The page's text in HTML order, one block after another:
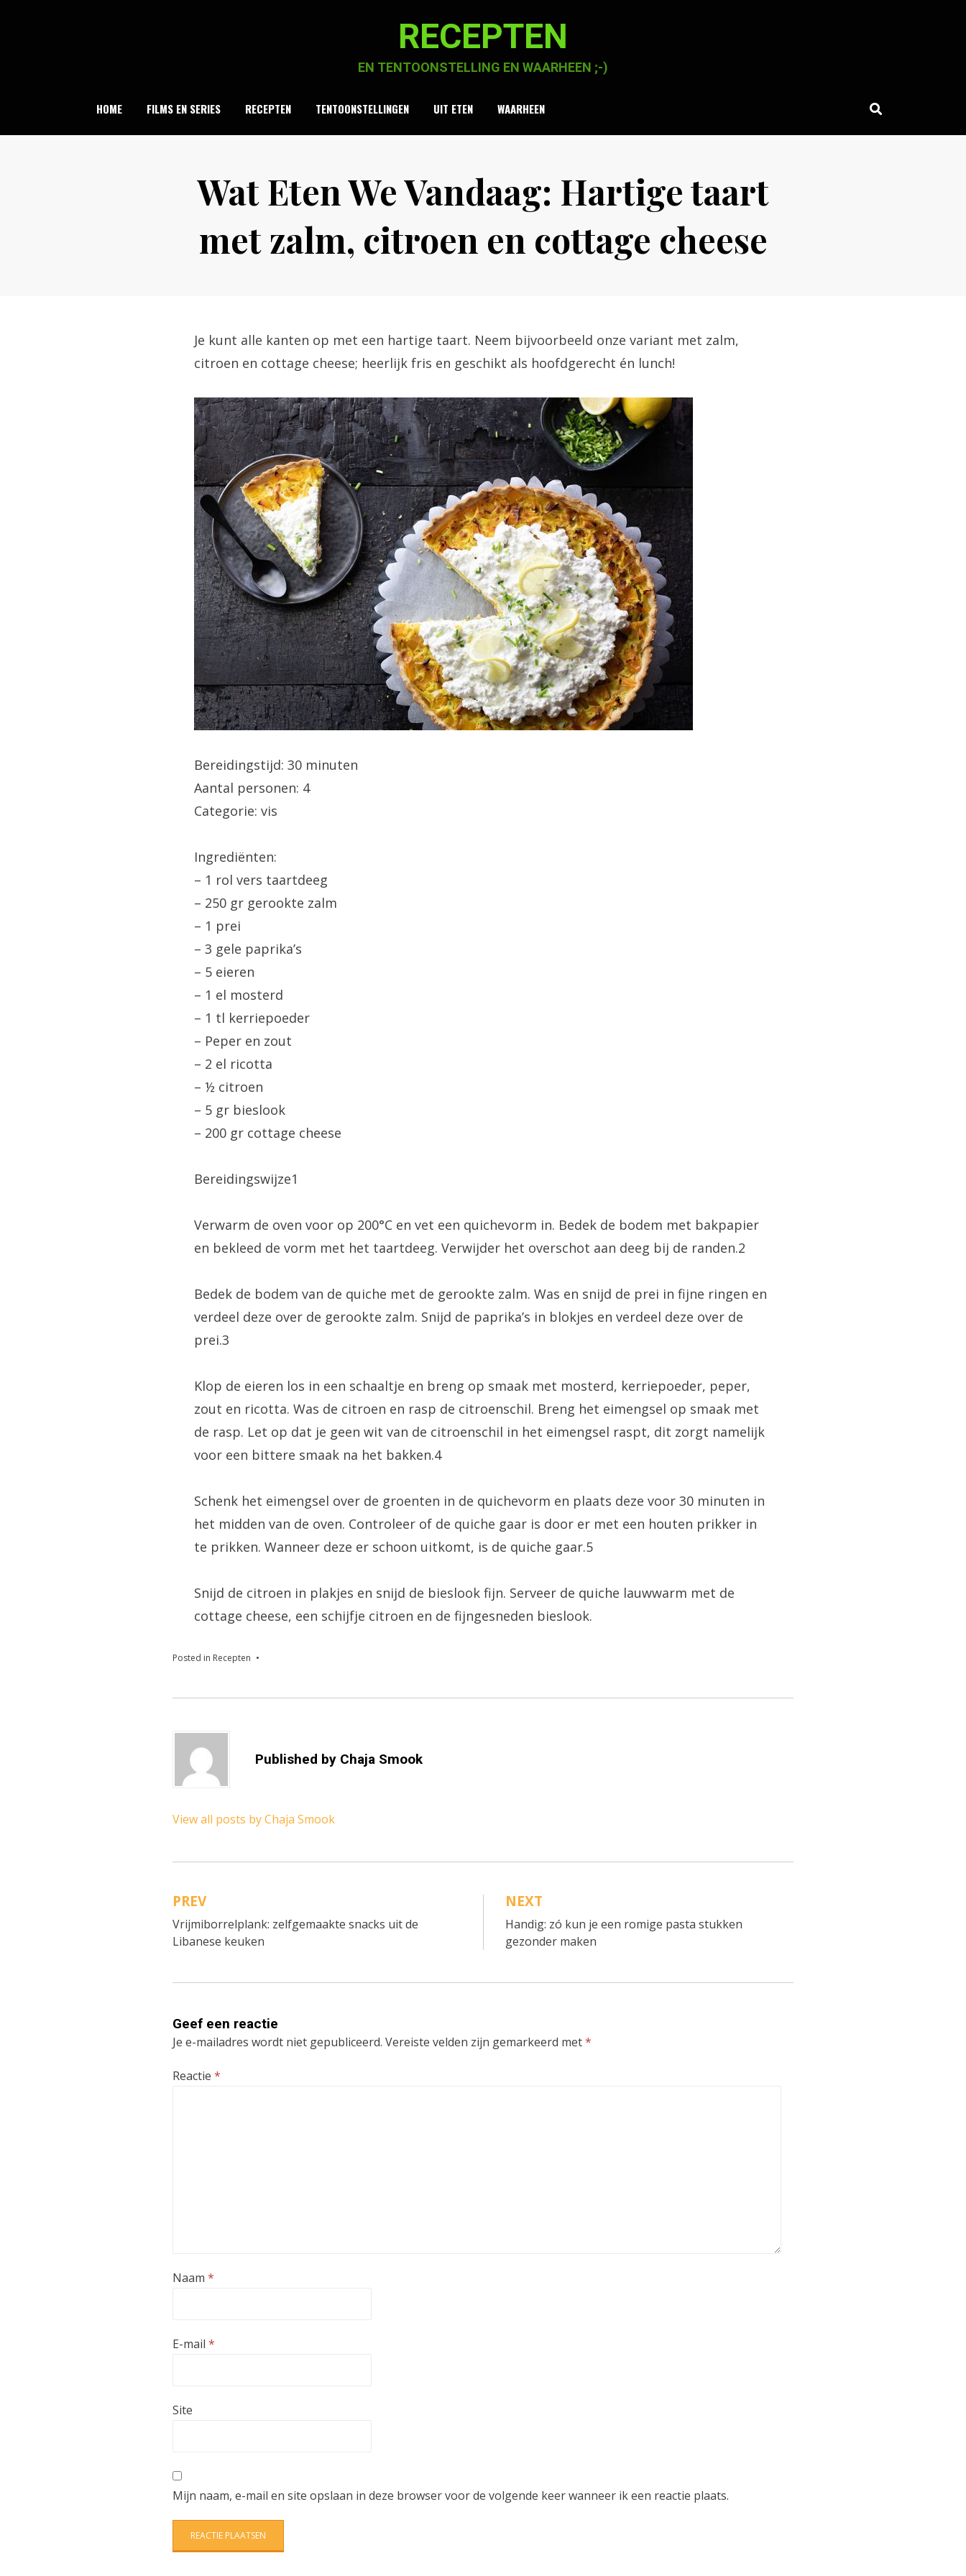
RECEPTEN
EN TENTOONSTELLING EN WAARHEEN ;-)
HOME FILMS EN SERIES RECEPTEN TENTOONSTELLINGEN UIT ETEN WAARHEEN
Wat Eten We Vandaag: Hartige taart
met zalm, citroen en cottage cheese
Je kunt alle kanten op met een hartige taart. Neem bijvoorbeeld onze variant met zalm,
citroen en cottage cheese; heerlijk fris en geschikt als hoofdgerecht én lunch!
Bereidingstijd: 30 minuten
Aantal personen: 4
Categorie: vis
Ingrediënten:
– 1 rol vers taartdeeg
– 250 gr gerookte zalm
– 1 prei
– 3 gele paprika’s
– 5 eieren
– 1 el mosterd
– 1 tl kerriepoeder
– Peper en zout
– 2 el ricotta
– ½ citroen
– 5 gr bieslook
– 200 gr cottage cheese
Bereidingswijze1
Verwarm de oven voor op 200°C en vet een quichevorm in. Bedek de bodem met bakpapier
en bekleed de vorm met het taartdeeg. Verwijder het overschot aan deeg bij de randen.2
Bedek de bodem van de quiche met de gerookte zalm. Was en snijd de prei in fijne ringen en
verdeel deze over de gerookte zalm. Snijd de paprika’s in blokjes en verdeel deze over de
prei.3
Klop de eieren los in een schaaltje en breng op smaak met mosterd, kerriepoeder, peper,
zout en ricotta. Was de citroen en rasp de citroenschil. Breng het eimengsel op smaak met
de rasp. Let op dat je geen wit van de citroenschil in het eimengsel raspt, dit zorgt namelijk
voor een bittere smaak na het bakken.4
Schenk het eimengsel over de groenten in de quichevorm en plaats deze voor 30 minuten in
het midden van de oven. Controleer of de quiche gaar is door er met een houten prikker in
te prikken. Wanneer deze er schoon uitkomt, is de quiche gaar.5
Snijd de citroen in plakjes en snijd de bieslook fijn. Serveer de quiche lauwwarm met de
cottage cheese, een schijfje citroen en de fijngesneden bieslook.
Posted in Recepten
Published by Chaja Smook
View all posts by Chaja Smook
Bericht
navigatie
PREV
Vrijmiborrelplank: zelfgemaakte snacks uit de
Libanese keuken
NEXT
Handig: zó kun je een romige pasta stukken
gezonder maken
Geef een reactie
Je e-mailadres wordt niet gepubliceerd. Vereiste velden zijn gemarkeerd met*
Reactie *
Naam *
E-mail *
Site
Mijn naam, e-mail en site opslaan in deze browser voor de volgende keer wanneer ik een reactie plaats.